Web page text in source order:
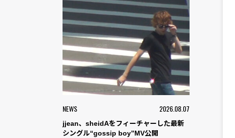
NEWS 2026.08.07
jjean、sheidAをフィーチャーした最新
シングル“gossip boy”MV公開